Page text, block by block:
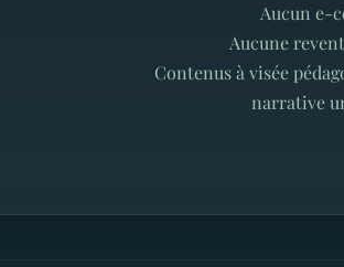
Aucun e-
Aucune
Contenus à visée
narrative